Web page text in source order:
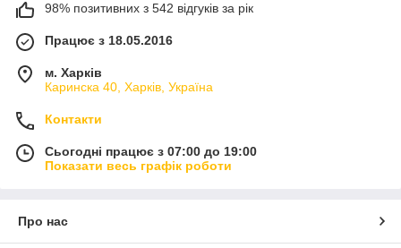
98% позитивних з 542 відгуків за рік
Працює з 18.05.2016
м. Харків
Каринска 40, Харків, Україна
Контакти
Сьогодні працює з 07:00 до 19:00
Показати весь графік роботи
Про нас